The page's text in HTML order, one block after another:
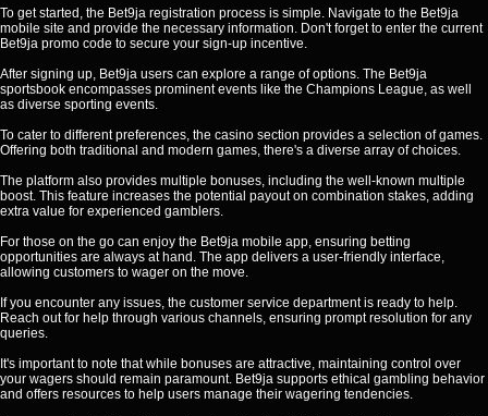
To get started, the Bet9ja registration process is simple. Navigate to the Bet9ja
mobile site and provide the necessary information. Don't forget to enter the current
Bet9ja promo code to secure your sign-up incentive.
After signing up, Bet9ja users can explore a range of options. The Bet9ja
sportsbook encompasses prominent events like the Champions League, as well
as diverse sporting events.
To cater to different preferences, the casino section provides a selection of games.
Offering both traditional and modern games, there's a diverse array of choices.
The platform also provides multiple bonuses, including the well-known multiple
boost. This feature increases the potential payout on combination stakes, adding
extra value for experienced gamblers.
For those on the go can enjoy the Bet9ja mobile app, ensuring betting
opportunities are always at hand. The app delivers a user-friendly interface,
allowing customers to wager on the move.
If you encounter any issues, the customer service department is ready to help.
Reach out for help through various channels, ensuring prompt resolution for any
queries.
It's important to note that while bonuses are attractive, maintaining control over
your wagers should remain paramount. Bet9ja supports ethical gambling behavior
and offers resources to help users manage their wagering tendencies.